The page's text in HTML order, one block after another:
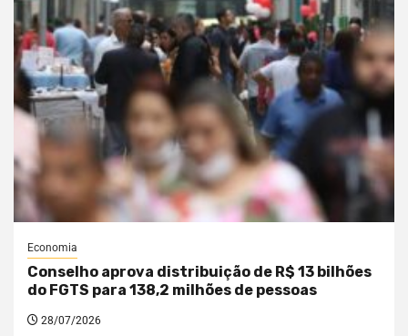
Economia
Conselho aprova distribuição de R$ 13 bilhões
do FGTS para 138,2 milhões de pessoas
28/07/2026